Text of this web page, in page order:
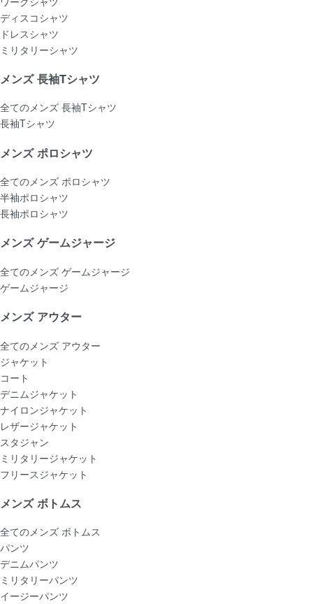
ディスコシャツ
ドレスシャツ
ミリタリーシャツ
メンズ 長袖Tシャツ
全てのメンズ 長袖Tシャツ
長袖Tシャツ
メンズ ポロシャツ
全てのメンズ ポロシャツ
半袖ポロシャツ
長袖ポロシャツ
メンズ ゲームジャージ
全てのメンズ ゲームジャージ
ゲームジャージ
メンズ アウター
全てのメンズ アウター
ジャケット
コート
デニムジャケット
ナイロンジャケット
レザージャケット
スタジャン
ミリタリージャケット
フリースジャケット
メンズ ボトムス
全てのメンズ ボトムス
パンツ
デニムパンツ
ミリタリーパンツ
イージーパンツ